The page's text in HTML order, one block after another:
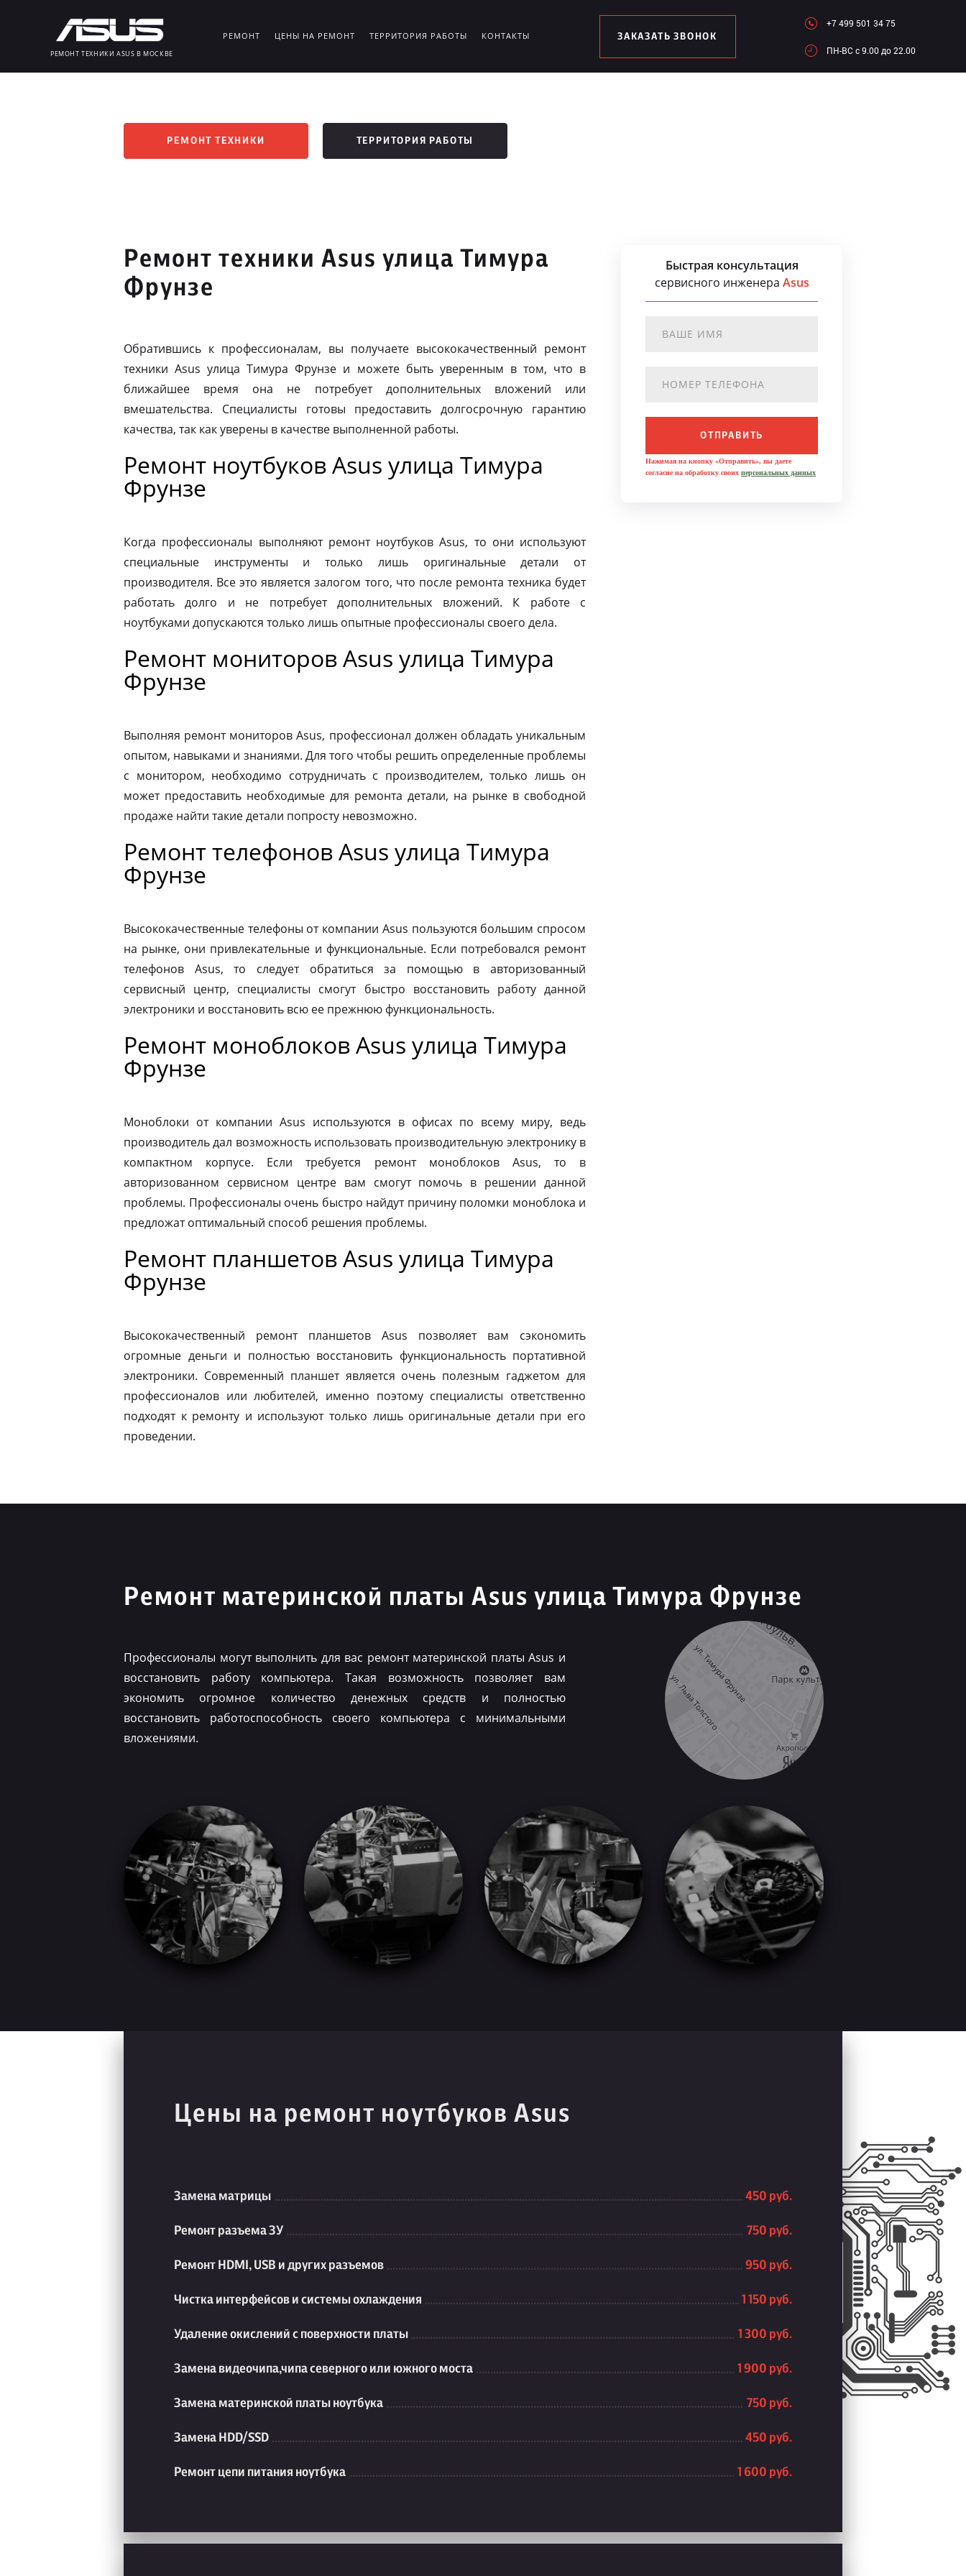
РЕМОНТ ТЕХНИКИ ASUS В МОСКВЕ
РЕМОНТ ЦЕНЫ НА РЕМОНТ ТЕРРИТОРИЯ РАБОТЫ КОНТАКТЫ ЗАКАЗАТЬ ЗВОНОК
+7 499 501 34 75
ПН-ВC c 9.00 до 22.00
РЕМОНТ ТЕХНИКИ ТЕРРИТОРИЯ РАБОТЫ
Ремонт техники Asus улица Тимура
Фрунзе
Обратившись к профессионалам, вы получаете высококачественный ремонт
техники Asus улица Тимура Фрунзе и можете быть уверенным в том, что в
ближайшее время она не потребует дополнительных вложений или
вмешательства. Специалисты готовы предоставить долгосрочную гарантию
качества, так как уверены в качестве выполненной работы.
Ремонт ноутбуков Asus улица Тимура
Фрунзе
Когда профессионалы выполняют ремонт ноутбуков Asus, то они используют
специальные инструменты и только лишь оригинальные детали от
производителя. Все это является залогом того, что после ремонта техника будет
работать долго и не потребует дополнительных вложений. К работе с
ноутбуками допускаются только лишь опытные профессионалы своего дела.
Ремонт мониторов Asus улица Тимура
Фрунзе
Выполняя ремонт мониторов Asus, профессионал должен обладать уникальным
опытом, навыками и знаниями. Для того чтобы решить определенные проблемы
с монитором, необходимо сотрудничать с производителем, только лишь он
может предоставить необходимые для ремонта детали, на рынке в свободной
продаже найти такие детали попросту невозможно.
Ремонт телефонов Asus улица Тимура
Фрунзе
Высококачественные телефоны от компании Asus пользуются большим спросом
на рынке, они привлекательные и функциональные. Если потребовался ремонт
телефонов Asus, то следует обратиться за помощью в авторизованный
сервисный центр, специалисты смогут быстро восстановить работу данной
электроники и восстановить всю ее прежнюю функциональность.
Ремонт моноблоков Asus улица Тимура
Фрунзе
Моноблоки от компании Asus используются в офисах по всему миру, ведь
производитель дал возможность использовать производительную электронику в
компактном корпусе. Если требуется ремонт моноблоков Asus, то в
авторизованном сервисном центре вам смогут помочь в решении данной
проблемы. Профессионалы очень быстро найдут причину поломки моноблока и
предложат оптимальный способ решения проблемы.
Ремонт планшетов Asus улица Тимура
Фрунзе
Высококачественный ремонт планшетов Asus позволяет вам сэкономить
огромные деньги и полностью восстановить функциональность портативной
электроники. Современный планшет является очень полезным гаджетом для
профессионалов или любителей, именно поэтому специалисты ответственно
подходят к ремонту и используют только лишь оригинальные детали при его
проведении.
Быстрая консультация
сервисного инженера Asus
ОТПРАВИТЬ
Нажимая на кнопку «Отправить», вы даете
согласие на обработку своих персональных данных
Ремонт материнской платы Asus улица Тимура Фрунзе
Профессионалы могут выполнить для вас ремонт материнской платы Asus и
восстановить работу компьютера. Такая возможность позволяет вам
экономить огромное количество денежных средств и полностью
восстановить работоспособность своего компьютера с минимальными
вложениями.
Цены на ремонт ноутбуков Asus
Замена матрицы 450 руб.
Ремонт разъема ЗУ 750 руб.
Ремонт HDMI, USB и других разъемов 950 руб.
Чистка интерфейсов и системы охлаждения 1 150 руб.
Удаление окислений с поверхности платы 1 300 руб.
Замена видеочипа,чипа северного или южного моста 1 900 руб.
Замена материнской платы ноутбука 750 руб.
Замена HDD/SSD 450 руб.
Ремонт цепи питания ноутбука 1 600 руб.